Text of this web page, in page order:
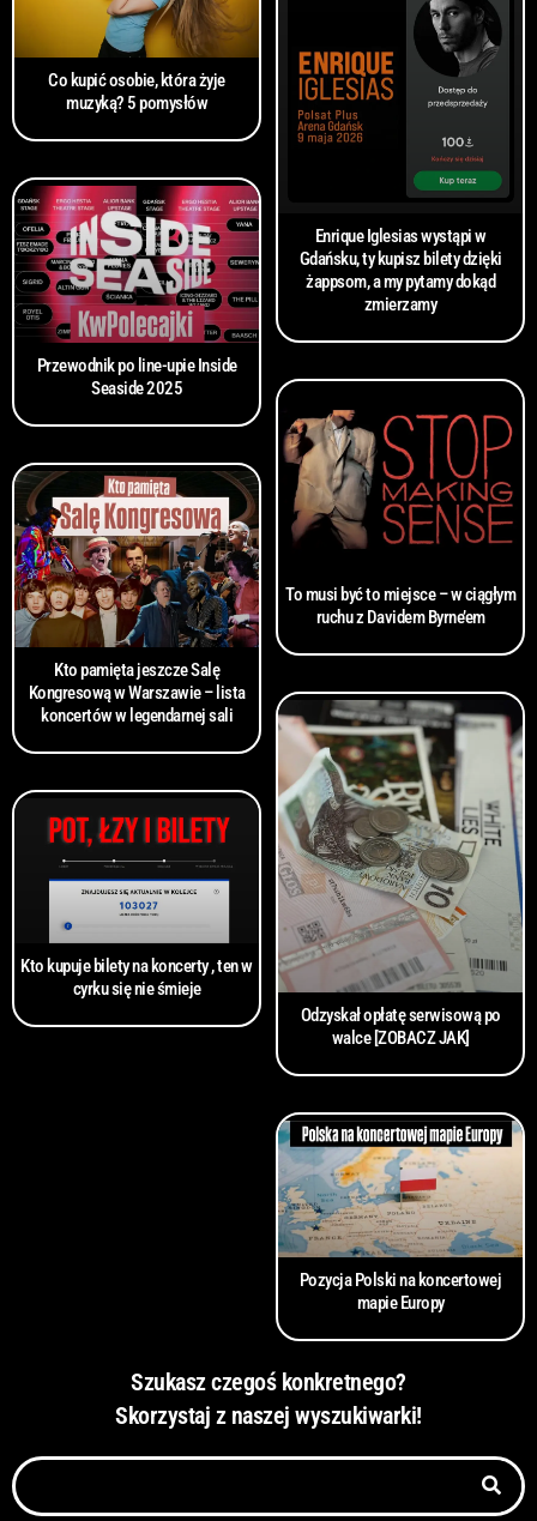
Co kupić osobie, która żyje
muzyką? 5 pomysłów
Enrique Iglesias wystąpi w
Gdańsku, ty kupisz bilety dzięki
żappsom, a my pytamy dokąd
zmierzamy
Przewodnik po line-upie Inside
Seaside 2025
To musi być to miejsce – w ciągłym
ruchu z Davidem Byrne’em
Kto pamięta jeszcze Salę
Kongresową w Warszawie – lista
koncertów w legendarnej sali
Odzyskał opłatę serwisową po
walce [ZOBACZ JAK]
Kto kupuje bilety na koncerty , ten w
cyrku się nie śmieje
Pozycja Polski na koncertowej
mapie Europy
Szukasz czegoś konkretnego?
Skorzystaj z naszej wyszukiwarki!
S
z